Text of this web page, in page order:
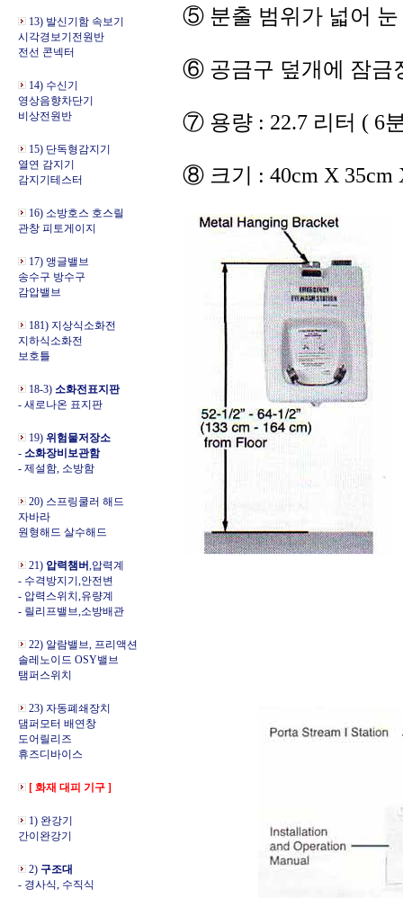
13) 발신기함 속보기
시각경보기전원반
전선 콘넥터
14) 수신기
영상음향차단기
비상전원반
15) 단독형감지기
열연 감지기
감지기테스터
16) 소방호스 호스릴
관창 피토게이지
17) 앵글밸브
송수구 방수구
감압밸브
181) 지상식소화전
지하식소화전
보호틀
18-3) 소화전표지판
- 새로나온 표지판
19) 위험물저장소
- 소화장비보관함
- 제설함, 소방함
20) 스프링쿨러 해드
자바라
원형해드 살수해드
21) 압력챔버,압력계
- 수격방지기,안전변
- 압력스위치,유량계
- 릴리프밸브,소방배관
22) 알람밸브, 프리액션
솔레노이드 OSY밸브
탬퍼스위치
23) 자동폐쇄장치
댐퍼모터 배연창
도어릴리즈
휴즈디바이스
[ 화재 대피 기구 ]
1) 완강기
간이완강기
2) 구조대
- 경사식, 수직식
⑤ 분출 범위가 넓어 눈
⑥ 공금구 덮개에 잠금
⑦ 용량 : 22.7 리터 ( 6
⑧ 크기 : 40cm X 35cm